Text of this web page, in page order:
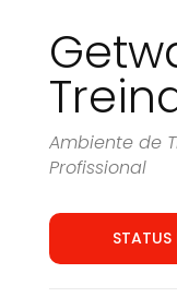
Ambiente de
Profissional
STATUS